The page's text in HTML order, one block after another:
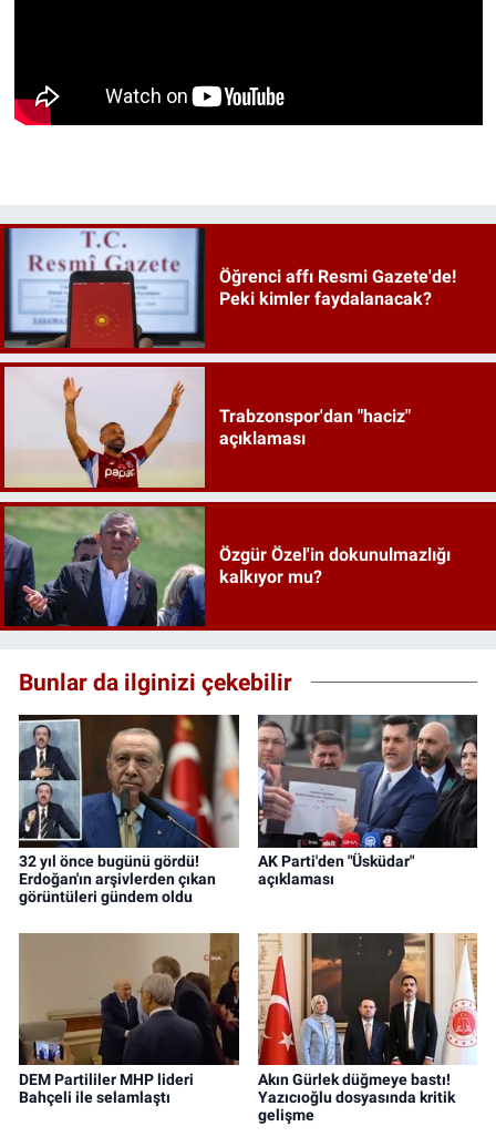
Öğrenci affı Resmi Gazete'de!
Peki kimler faydalanacak?
Trabzonspor'dan "haciz"
açıklaması
Özgür Özel'in dokunulmazlığı
kalkıyor mu?
Bunlar da ilginizi çekebilir
32 yıl önce bugünü gördü!
Erdoğan'ın arşivlerden çıkan
görüntüleri gündem oldu
AK Parti'den "Üsküdar"
açıklaması
DEM Partililer MHP lideri
Bahçeli ile selamlaştı
Akın Gürlek düğmeye bastı!
Yazıcıoğlu dosyasında kritik
gelişme